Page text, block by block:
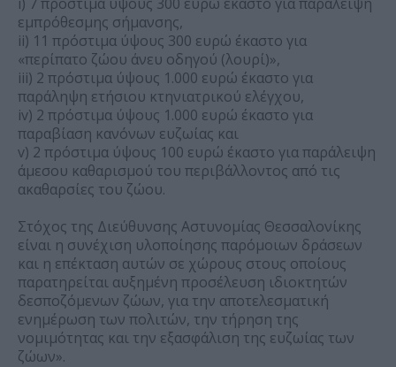
εμπρόθεσμης σήμανσης,
ii) 11 πρόστιμα ύψους 300 ευρώ έκαστο για
«περίπατο ζώου άνευ οδηγού (λουρί)»,
iii) 2 πρόστιμα ύψους 1.000 ευρώ έκαστο για
παράληψη ετήσιου κτηνιατρικού ελέγχου,
iv) 2 πρόστιμα ύψους 1.000 ευρώ έκαστο για
παραβίαση κανόνων ευζωίας και
v) 2 πρόστιμα ύψους 100 ευρώ έκαστο για παράλειψη
άμεσου καθαρισμού του περιβάλλοντος από τις
ακαθαρσίες του ζώου.
Στόχος της Διεύθυνσης Αστυνομίας Θεσσαλονίκης
είναι η συνέχιση υλοποίησης παρόμοιων δράσεων
και η επέκταση αυτών σε χώρους στους οποίους
παρατηρείται αυξημένη προσέλευση ιδιοκτητών
δεσποζόμενων ζώων, για την αποτελεσματική
ενημέρωση των πολιτών, την τήρηση της
νομιμότητας και την εξασφάλιση της ευζωίας των
ζώων».